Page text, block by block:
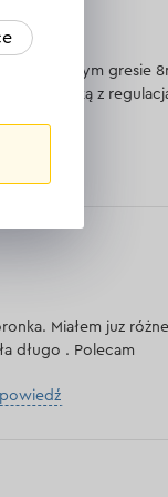
w twardym gresie
szlifierką z
Miałem juz
długo . Polecam